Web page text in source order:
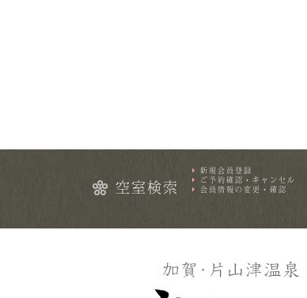
空室検索
新規会員登録
ご予約確認・キャンセル
会員情報の変更・確認